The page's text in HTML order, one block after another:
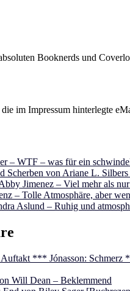
Booknerds und
im Impressum hinterlegte
– WTF – was für ein
Scherben von Ariane L.
Jimenez – Viel mehr als
– Tolle Atmosphäre, aber
Aslund – Ruhig und
*** Jónasson:
Will Dean – Beklemmend